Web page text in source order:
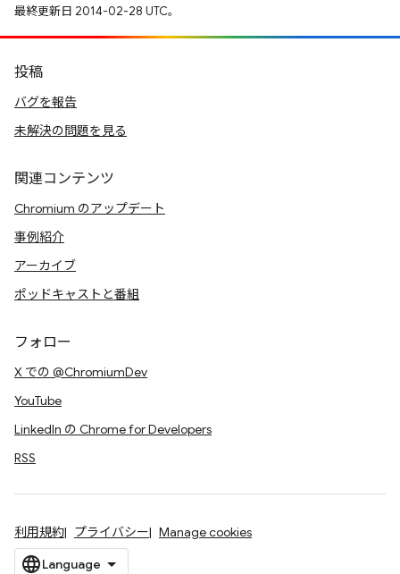
最終更新日 2014-02-28 UTC。
投稿
バグを報告
未解決の問題を見る
関連コンテンツ
Chromium のアップデート
事例紹介
アーカイブ
ポッドキャストと番組
フォロー
X での @ChromiumDev
YouTube
LinkedIn の Chrome for Developers
RSS
利用規約 プライバシー Manage cookies